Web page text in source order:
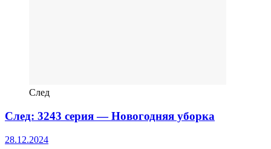
След
След: 3243 серия — Новогодняя уборка
28.12.2024